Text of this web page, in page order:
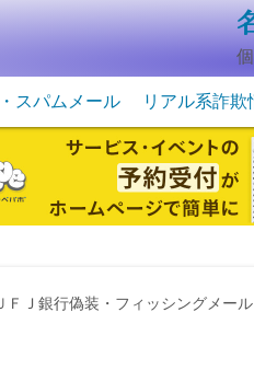
スパムメール リアル系詐欺
ＦＪ銀行偽装・フィッシングメー